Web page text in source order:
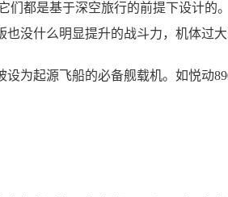
们都是基于深空旅行的前提下设计的
没什么明显提升的战斗力，机体过大
为起源飞船的必备舰载机。如悦动